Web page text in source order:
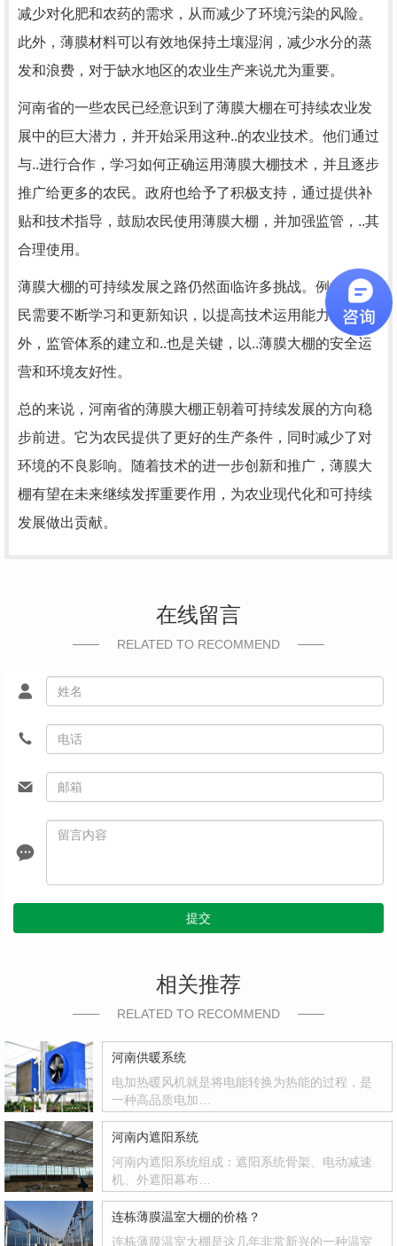
减少对化肥和农药的需求，从而减少了环境污染的风险。
此外，薄膜材料可以有效地保持土壤湿润，减少水分的蒸
发和浪费，对于缺水地区的农业生产来说尤为重要。
河南省的一些农民已经意识到了薄膜大棚在可持续农业发
展中的巨大潜力，并开始采用这种..的农业技术。他们通过
与..进行合作，学习如何正确运用薄膜大棚技术，并且逐步
推广给更多的农民。政府也给予了积极支持，通过提供补
贴和技术指导，鼓励农民使用薄膜大棚，并加强监管，..其
合理使用。
薄膜大棚的可持续发展之路仍然面临许多挑战。例如，农
民需要不断学习和更新知识，以提高技术运用能力。此
外，监管体系的建立和..也是关键，以..薄膜大棚的安全运
营和环境友好性。
总的来说，河南省的薄膜大棚正朝着可持续发展的方向稳
步前进。它为农民提供了更好的生产条件，同时减少了对
环境的不良影响。随着技术的进一步创新和推广，薄膜大
棚有望在未来继续发挥重要作用，为农业现代化和可持续
发展做出贡献。
在线留言
RELATED TO RECOMMEND
提交
相关推荐
RELATED TO RECOMMEND
河南供暖系统
电加热暖风机就是将电能转换为热能的过程，是
一种高品质电加…
河南内遮阳系统
河南内遮阳系统组成：遮阳系统骨架、电动减速
机、外遮阳幕布…
连栋薄膜温室大棚的价格？
连栋薄膜温室大棚是这几年非常新兴的一种温室